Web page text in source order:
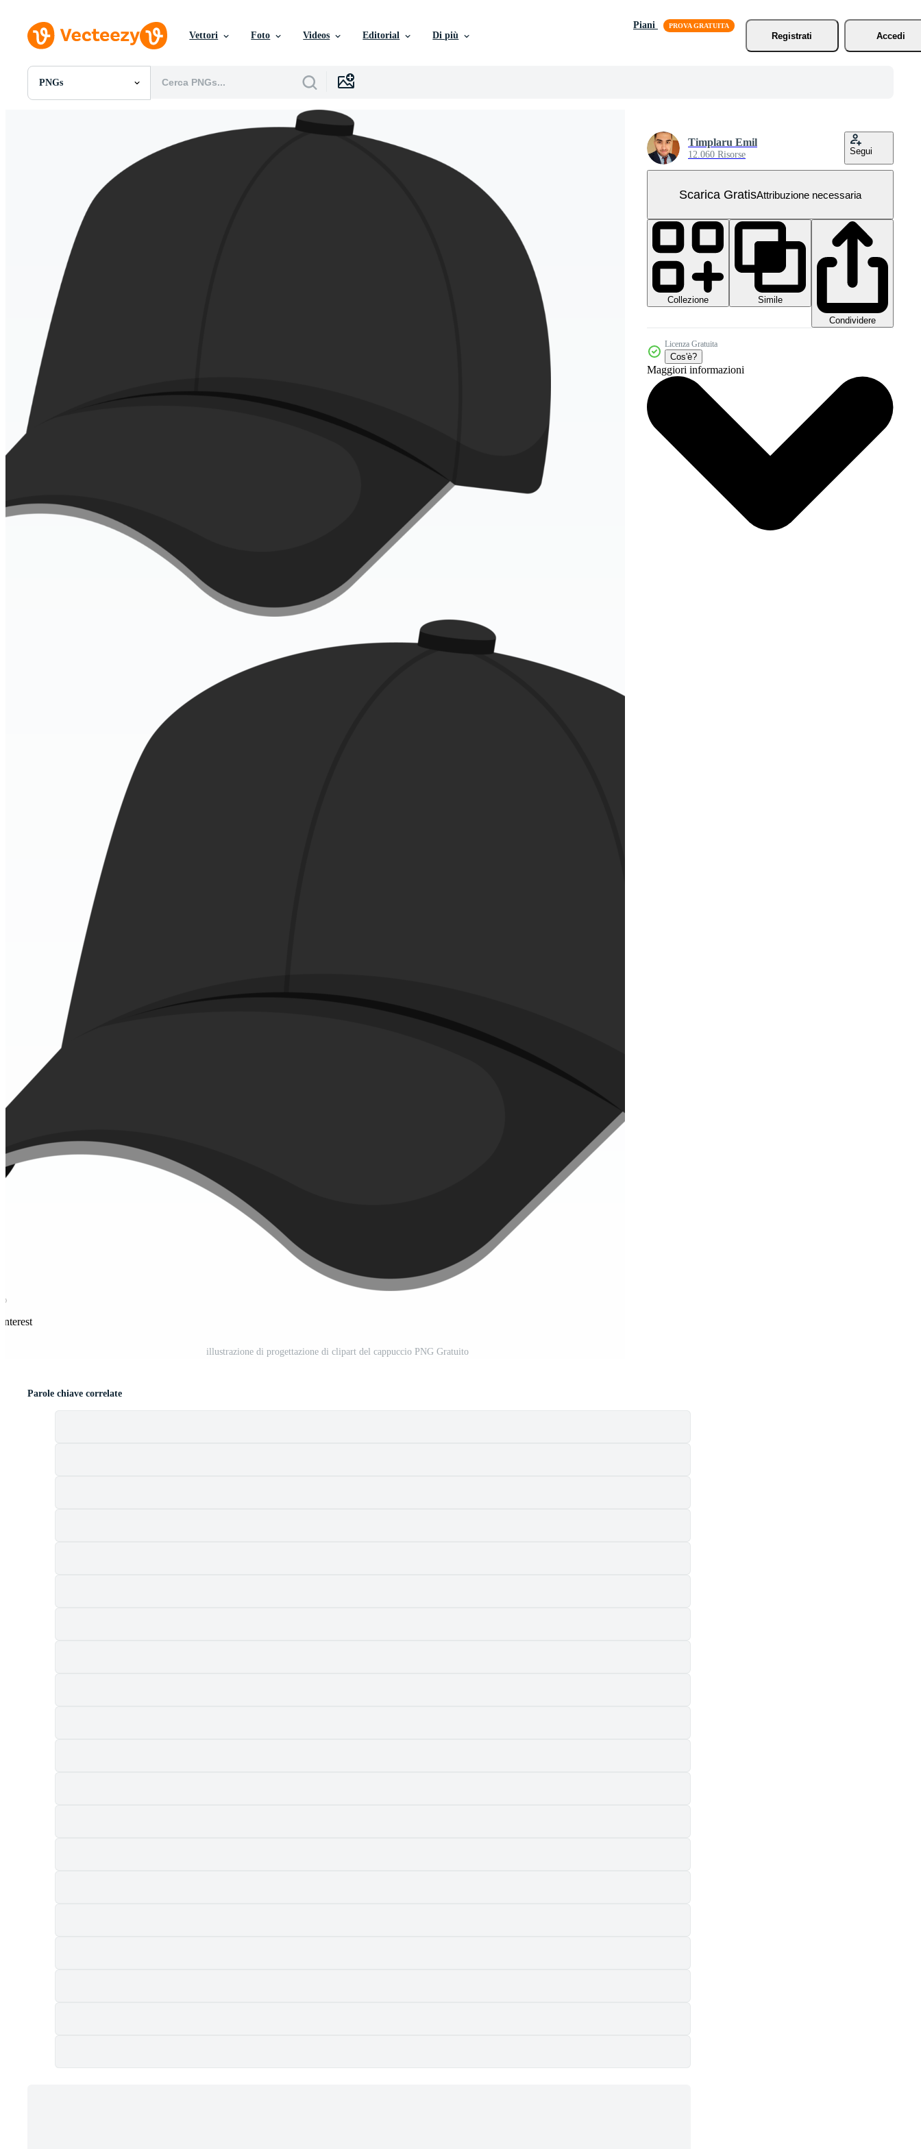
Vettori Foto Videos Editorial Di più
Piani
Registrati
Accedi
PNGs
Tutte Immagini
Motion graphics
Immagini Editoriali
Eventi Editoriali
illustrazione di progettazione di clipart del cappuccio PNG Gratuito
Timplaru Emil
12.060 Risorse Segui
Scarica GratisAttribuzione necessaria
Collezione
Simile
Condividere
Licenza Gratuita
Cos'è?
Maggiori informazioni
Parole chiave correlate